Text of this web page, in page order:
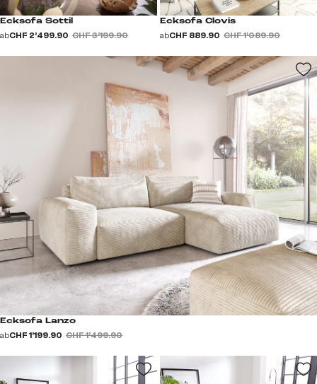
Ecksofa Lanzo
abCHF 1’199.90 CHF 1’499.90
Ecksofa Sottil
abCHF 2’499.90 CHF 3’199.90
Ecksofa Clovis
abCHF 889.90 CHF 1’089.90